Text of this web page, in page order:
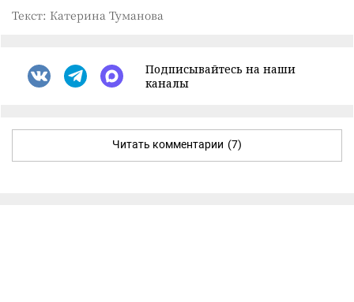
Текст: Катерина Туманова
Подписывайтесь на наши
каналы
Читать комментарии (7)